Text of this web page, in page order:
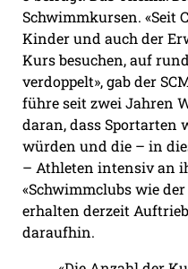
Schwimmkursen. «Seit
Kinder und auch der
Kurs besuchen, auf
verdoppelt», gab der
führe seit zwei Jahren
daran, dass Sportarten
würden und die – in
– Athleten intensiv an
«Schwimmclubs wie
erhalten derzeit
daraufhin.